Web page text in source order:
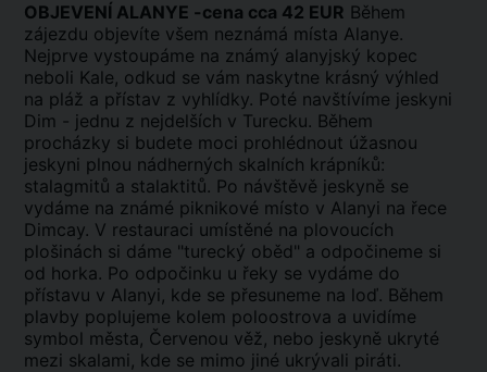
OBJEVENÍ ALANYE -cena cca 42 EUR Během
zájezdu objevíte všem neznámá místa Alanye.
Nejprve vystoupáme na známý alanyjský kopec
neboli Kale, odkud se vám naskytne krásný výhled
na pláž a přístav z vyhlídky. Poté navštívíme jeskyni
Dim - jednu z nejdelších v Turecku. Během
procházky si budete moci prohlédnout úžasnou
jeskyni plnou nádherných skalních krápníků:
stalagmitů a stalaktitů. Po návštěvě jeskyně se
vydáme na známé piknikové místo v Alanyi na řece
Dimcay. V restauraci umístěné na plovoucích
plošinách si dáme "turecký oběd" a odpočineme si
od horka. Po odpočinku u řeky se vydáme do
přístavu v Alanyi, kde se přesuneme na loď. Během
plavby poplujeme kolem poloostrova a uvidíme
symbol města, Červenou věž, nebo jeskyně ukryté
mezi skalami, kde se mimo jiné ukrývali piráti.